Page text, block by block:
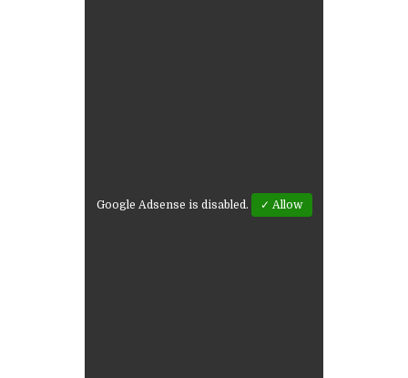
Google Adsense is disabled. ✓ Allow